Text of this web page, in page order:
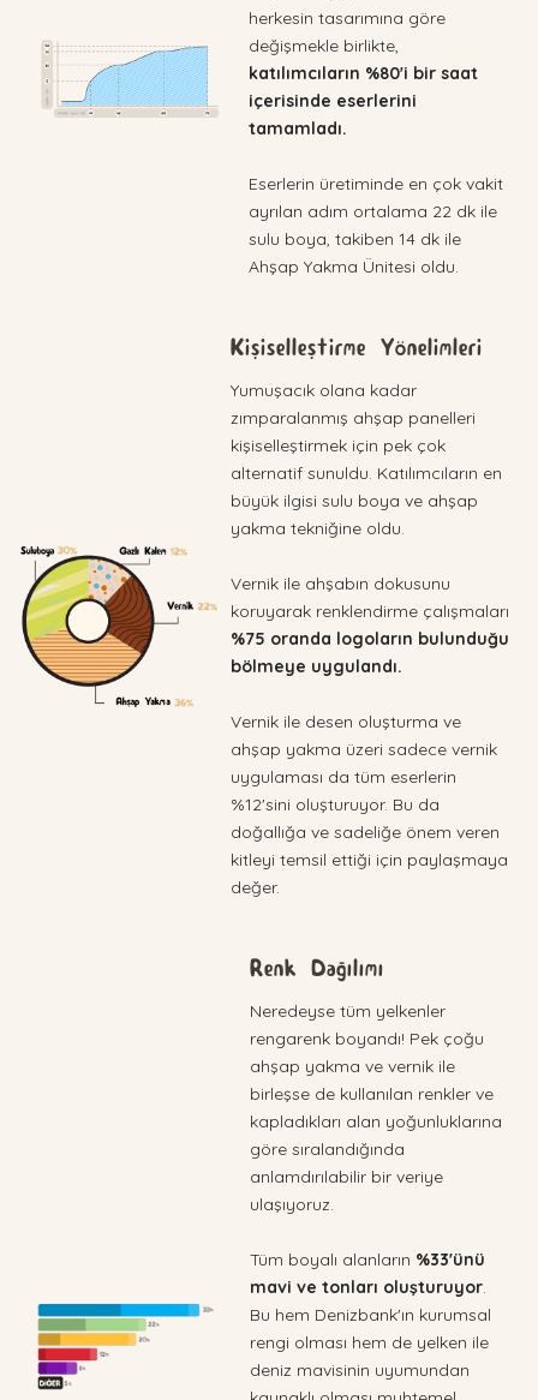
herkesin tasarımına göre
değişmekle birlikte,
katılımcıların %80'i bir saat
içerisinde eserlerini
tamamladı.
Eserlerin üretiminde en çok vakit
ayrılan adım ortalama 22 dk ile
sulu boya, takiben 14 dk ile
Ahşap Yakma Ünitesi oldu.
Kişiselleştirme Yönelimleri
Yumuşacık olana kadar
zımparalanmış ahşap panelleri
kişiselleştirmek için pek çok
alternatif sunuldu. Katılımcıların en
büyük ilgisi sulu boya ve ahşap
yakma tekniğine oldu.
Vernik ile ahşabın dokusunu
koruyarak renklendirme çalışmaları
%75 oranda logoların bulunduğu
bölmeye uygulandı.
Vernik ile desen oluşturma ve
ahşap yakma üzeri sadece vernik
uygulaması da tüm eserlerin
%12'sini oluşturuyor. Bu da
doğallığa ve sadeliğe önem veren
kitleyi temsil ettiği için paylaşmaya
değer.
Renk Dağılımı
Neredeyse tüm yelkenler
rengarenk boyandı! Pek çoğu
ahşap yakma ve vernik ile
birleşse de kullanılan renkler ve
kapladıkları alan yoğunluklarına
göre sıralandığında
anlamdırılabilir bir veriye
ulaşıyoruz.
Tüm boyalı alanların %33'ünü
mavi ve tonları oluşturuyor.
Bu hem Denizbank'ın kurumsal
rengi olması hem de yelken ile
deniz mavisinin uyumundan